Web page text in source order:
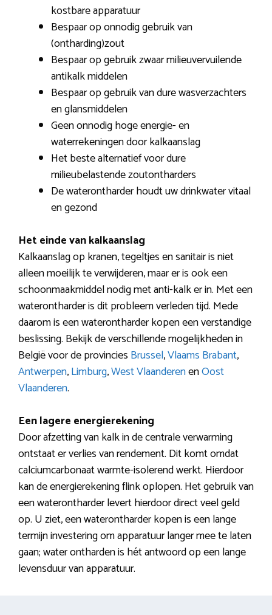
kostbare apparatuur
Bespaar op onnodig gebruik van
(ontharding)zout
Bespaar op gebruik zwaar milieuvervuilende
antikalk middelen
Bespaar op gebruik van dure wasverzachters
en glansmiddelen
Geen onnodig hoge energie- en
waterrekeningen door kalkaanslag
Het beste alternatief voor dure
milieubelastende zoutontharders
De waterontharder houdt uw drinkwater vitaal
en gezond
Het einde van kalkaanslag
Kalkaanslag op kranen, tegeltjes en sanitair is niet
alleen moeilijk te verwijderen, maar er is ook een
schoonmaakmiddel nodig met anti-kalk er in. Met een
waterontharder is dit probleem verleden tijd. Mede
daarom is een waterontharder kopen een verstandige
beslissing. Bekijk de verschillende mogelijkheden in
België voor de provincies Brussel,Vlaams Brabant,
Antwerpen,Limburg,West VlaanderenenOost
Vlaanderen.
Een lagere energierekening
Door afzetting van kalk in de centrale verwarming
ontstaat er verlies van rendement. Dit komt omdat
calciumcarbonaat warmte-isolerend werkt. Hierdoor
kan de energierekening flink oplopen. Het gebruik van
een waterontharder levert hierdoor direct veel geld
op. U ziet, een waterontharder kopen is een lange
termijn investering om apparatuur langer mee te laten
gaan; water ontharden is hét antwoord op een lange
levensduur van apparatuur.